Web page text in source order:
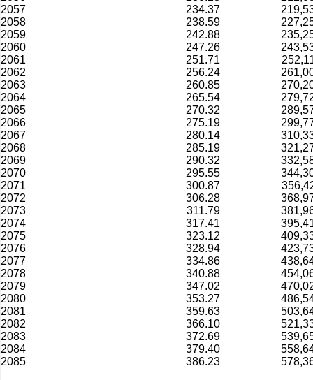
2057
234.37
2058
238.59
2059
242.88
2060
247.26
2061
251.71
2062
256.24
2063
260.85
2064
265.54
2065
270.32
2066
275.19
2067
280.14
2068
285.19
2069
290.32
2070
295.55
2071
300.87
2072
306.28
2073
311.79
2074
317.41
2075
323.12
2076
328.94
2077
334.86
2078
340.88
2079
347.02
2080
353.27
2081
359.63
2082
366.10
2083
372.69
2084
379.40
2085
386.23